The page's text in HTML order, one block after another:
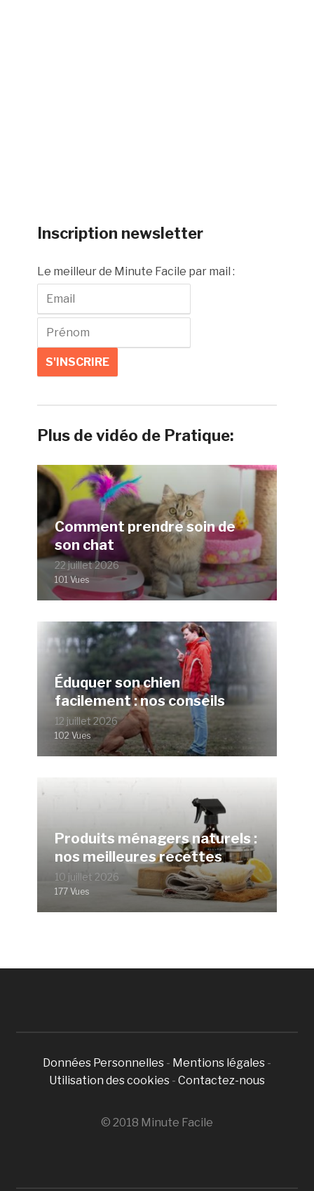
Inscription newsletter
Le meilleur de Minute Facile par mail :
Plus de vidéo de Pratique:
Comment prendre soin de
son chat
22 juillet 2026
101 Vues
Éduquer son chien
facilement : nos conseils
12 juillet 2026
102 Vues
Produits ménagers naturels :
nos meilleures recettes
10 juillet 2026
177 Vues
Données Personnelles - Mentions légales -
Utilisation des cookies - Contactez-nous
© 2018 Minute Facile